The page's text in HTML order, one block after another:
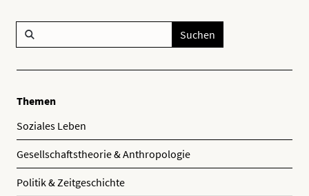
Suchen
Themen
Soziales Leben
Gesellschaftstheorie & Anthropologie
Politik & Zeitgeschichte